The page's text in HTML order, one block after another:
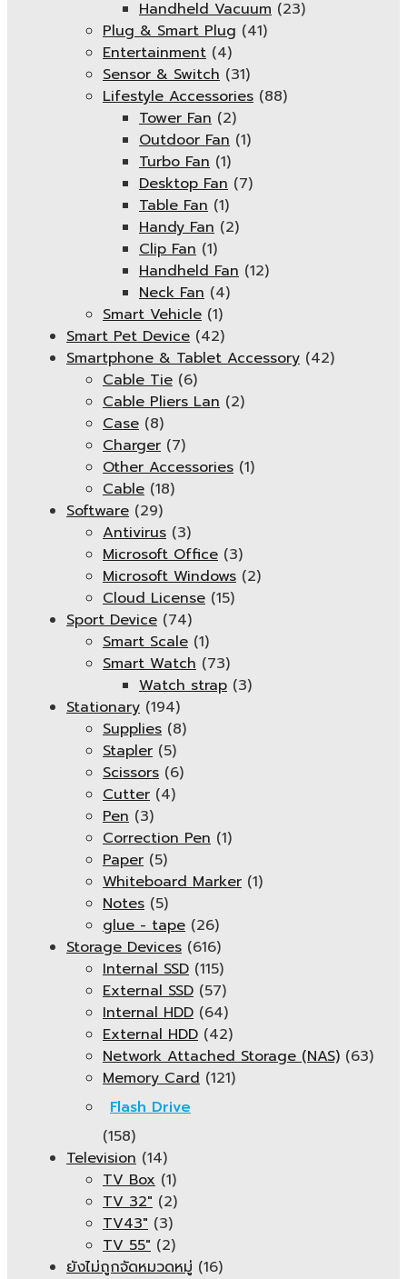
Handheld Vacuum (23)
Plug & Smart Plug (41)
Entertainment (4)
Sensor & Switch (31)
Lifestyle Accessories (88)
Tower Fan (2)
Outdoor Fan (1)
Turbo Fan (1)
Desktop Fan (7)
Table Fan (1)
Handy Fan (2)
Clip Fan (1)
Handheld Fan (12)
Neck Fan (4)
Smart Vehicle (1)
Smart Pet Device (42)
Smartphone & Tablet Accessory (42)
Cable Tie (6)
Cable Pliers Lan (2)
Case (8)
Charger (7)
Other Accessories (1)
Cable (18)
Software (29)
Antivirus (3)
Microsoft Office (3)
Microsoft Windows (2)
Cloud License (15)
Sport Device (74)
Smart Scale (1)
Smart Watch (73)
Watch strap (3)
Stationary (194)
Supplies (8)
Stapler (5)
Scissors (6)
Cutter (4)
Pen (3)
Correction Pen (1)
Paper (5)
Whiteboard Marker (1)
Notes (5)
glue - tape (26)
Storage Devices (616)
Internal SSD (115)
External SSD (57)
Internal HDD (64)
External HDD (42)
Network Attached Storage (NAS) (63)
Memory Card (121)
Flash Drive
(158)
Television (14)
TV Box (1)
TV 32" (2)
TV43" (3)
TV 55" (2)
ยังไม่ถูกจัดหมวดหมู่ (16)